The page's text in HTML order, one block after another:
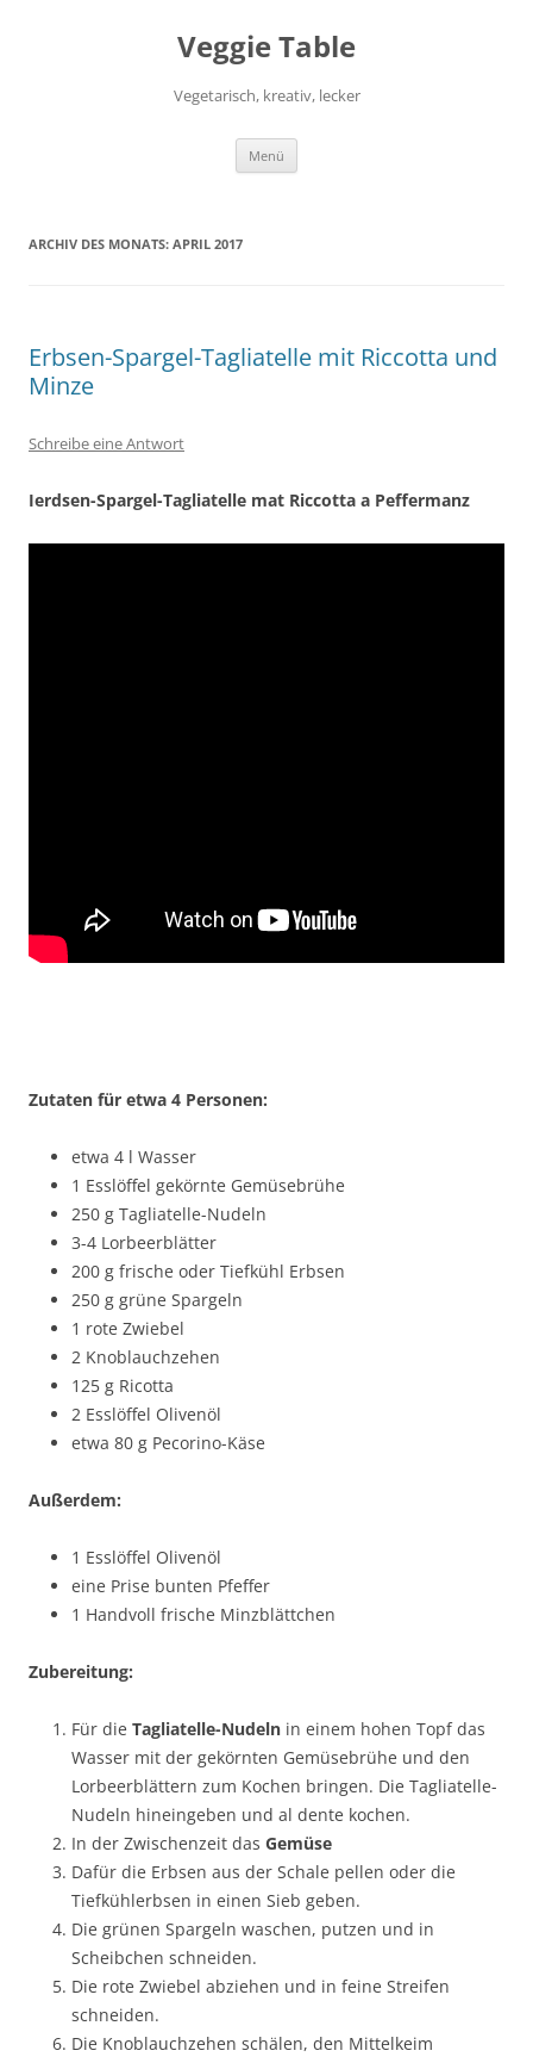
Veggie Table
Vegetarisch, kreativ, lecker
Menü
ARCHIV DES MONATS: APRIL 2017
Erbsen-Spargel-Tagliatelle mit Riccotta und
Minze
Schreibe eine Antwort
Ierdsen-Spargel-Tagliatelle mat Riccotta a Peffermanz
Zutaten für etwa 4 Personen:
etwa 4 l Wasser
1 Esslöffel gekörnte Gemüsebrühe
250 g Tagliatelle-Nudeln
3-4 Lorbeerblätter
200 g frische oder Tiefkühl Erbsen
250 g grüne Spargeln
1 rote Zwiebel
2 Knoblauchzehen
125 g Ricotta
2 Esslöffel Olivenöl
etwa 80 g Pecorino-Käse
Außerdem:
1 Esslöffel Olivenöl
eine Prise bunten Pfeffer
1 Handvoll frische Minzblättchen
Zubereitung:
Für die Tagliatelle-Nudeln in einem hohen Topf das
Wasser mit der gekörnten Gemüsebrühe und den
Lorbeerblättern zum Kochen bringen. Die Tagliatelle-
Nudeln hineingeben und al dente kochen.
In der Zwischenzeit das Gemüse
Dafür die Erbsen aus der Schale pellen oder die
Tiefkühlerbsen in einen Sieb geben.
Die grünen Spargeln waschen, putzen und in
Scheibchen schneiden.
Die rote Zwiebel abziehen und in feine Streifen
schneiden.
Die Knoblauchzehen schälen, den Mittelkeim